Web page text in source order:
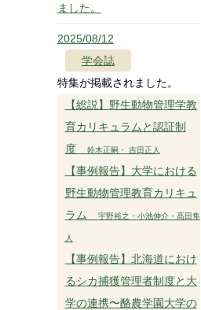
ました。
2025/08/12
学会誌
特集が掲載されました。
【総説】野生動物管理学教
育カリキュラムと認証制
度
鈴木正嗣・ 吉田正人
【事例報告】大学における
野生動物管理教育カリキュ
ラム
宇野裕之・小池伸介・髙田隼
人
【事例報告】北海道におけ
るシカ捕獲管理者制度と大
学の連携〜酪農学園大学の